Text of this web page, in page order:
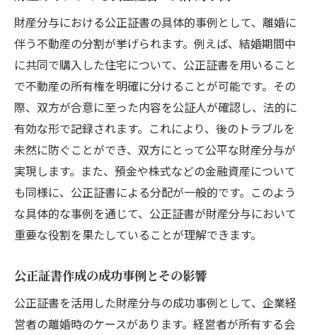
地域に応じた法的アプローチの重要性
熊本での財産分与を円滑にする法律知識
地域特性を活かした法律の活用方法
公正証書と地域法令の連携について
財産分与における公正証書の具体的事例として、離婚に
伴う不動産の分割が挙げられます。例えば、結婚期間中
に共同で購入した住宅について、公正証書を用いること
で不動産の所有権を明確に分けることが可能です。その
際、双方が合意に至った内容を公証人が確認し、法的に
有効な形で記録されます。これにより、後のトラブルを
未然に防ぐことができ、双方にとって公平な財産分与が
実現します。また、預金や株式などの金融資産について
も同様に、公正証書による分配が一般的です。このよう
な具体的な事例を通じて、公正証書が財産分与において
重要な役割を果たしていることが理解できます。
公正証書作成の成功事例とその影響
公正証書を活用した財産分与の成功事例として、企業経
営者の離婚時のケースがあります。経営者が所有する会